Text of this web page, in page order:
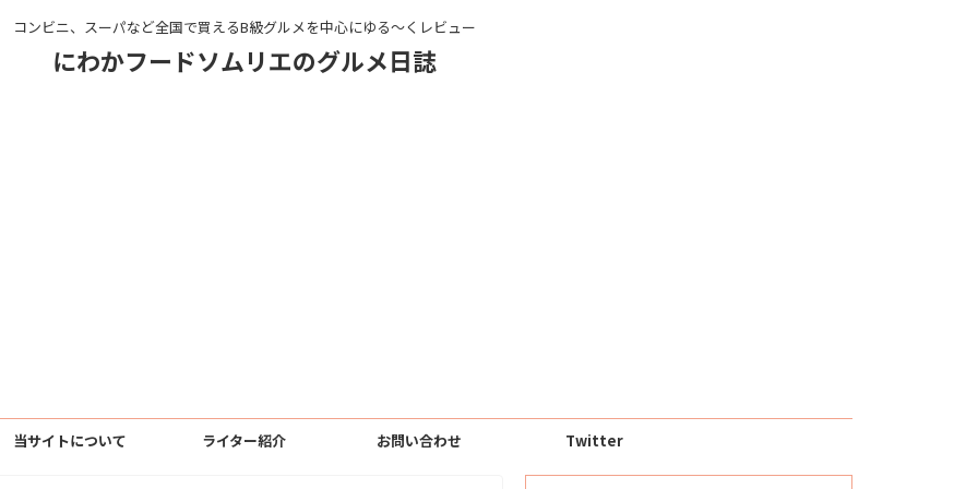
コンビニ、スーパなど全国で買えるB級グルメを中心にゆる〜くレビュー
にわかフードソムリエのグルメ日誌
当サイトについて ライター紹介 お問い合わせ Twitter